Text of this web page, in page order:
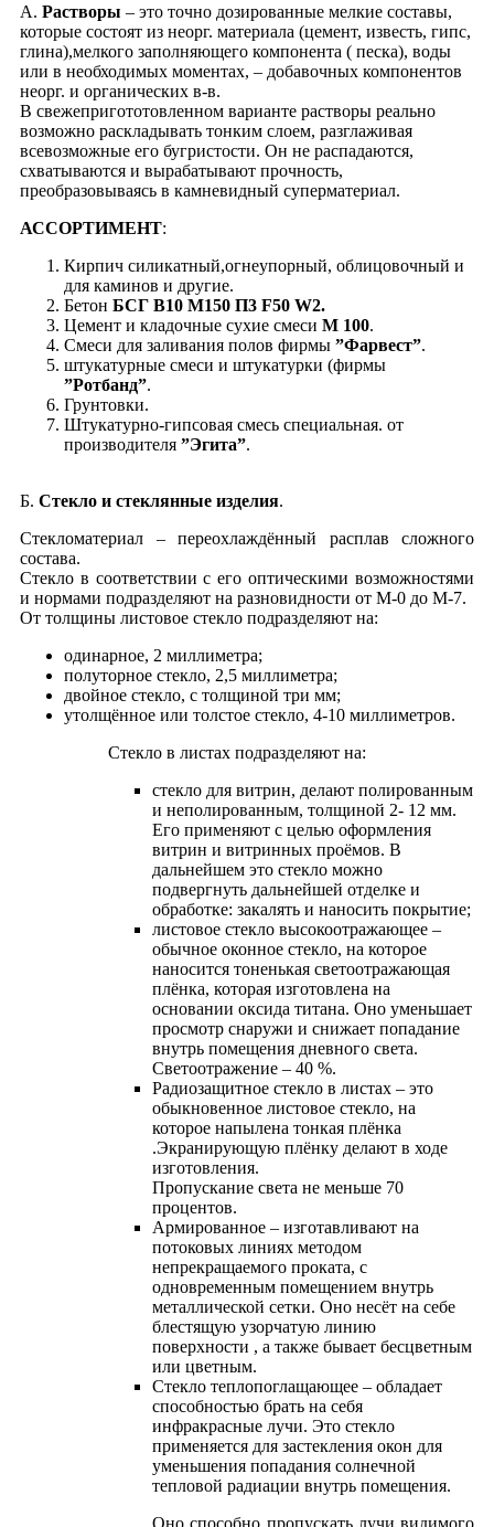
А. Растворы – это точно дозированные мелкие составы,
которые состоят из неорг. материала (цемент, известь, гипс,
глина),мелкого заполняющего компонента ( песка), воды
или в необходимых моментах, – добавочных компонентов
неорг. и органических в-в.
В свежепригототовленном варианте растворы реально
возможно раскладывать тонким слоем, разглаживая
всевозможные его бугристости. Он не распадаются,
схватываются и вырабатывают прочность,
преобразовываясь в камневидный суперматериал.
АССОРТИМЕНТ:
Кирпич силикатный,огнеупорный, облицовочный и
для каминов и другие.
Бетон БСГ B10 M150 П3 F50 W2.
Цемент и кладочные сухие смеси М 100.
Смеси для заливания полов фирмы ”Фарвест”.
штукатурные смеси и штукатурки (фирмы
”Ротбанд”.
Грунтовки.
Штукатурно-гипсовая смесь специальная. от
производителя ”Эгита”.
Б. Стекло и стеклянные изделия.
Стекломатериал – переохлаждённый расплав сложного
состава.
Стекло в соответствии с его оптическими возможностями
и нормами подразделяют на разновидности от М-0 до М-7.
От толщины листовое стекло подразделяют на:
одинарное, 2 миллиметра;
полуторное стекло, 2,5 миллиметра;
двойное стекло, с толщиной три мм;
утолщённое или толстое стекло, 4-10 миллиметров.
Стекло в листах подразделяют на:
стекло для витрин, делают полированным
и неполированным, толщиной 2- 12 мм.
Его применяют с целью оформления
витрин и витринных проёмов. В
дальнейшем это стекло можно
подвергнуть дальнейшей отделке и
oбработке: закалять и наносить покрытие;
листовое стекло высокоотражающее –
обычное оконное стекло, на которое
наносится тоненькая светоотражающая
плёнка, которая изготовлена на
основании оксида титана. Оно уменьшает
просмотр снаружи и снижает попадание
внутрь помещения дневного света.
Светоотражение – 40 %.
Радиозащитное стекло в листах – это
обыкновенное листовое стекло, на
которое напылена тонкая плёнка
.Экранирующую плёнку делают в ходе
изготовления.
Пропускание света не меньше 70
процентов.
Армированное – изготавливают на
потоковых линиях методом
непрекращаемого проката, с
одновременным помещением внутрь
металлической сетки. Оно несёт на себе
блестящую узорчатую линию
поверхности , а также бывает бесцветным
или цветным.
Cтекло теплопоглащающее – обладает
способностью брать на себя
инфракрасные лучи. Это стекло
применяется для застекления окон для
уменьшения попадания солнечной
тепловой радиации внутрь помещения.
Оно способно пропускать лучи видимого